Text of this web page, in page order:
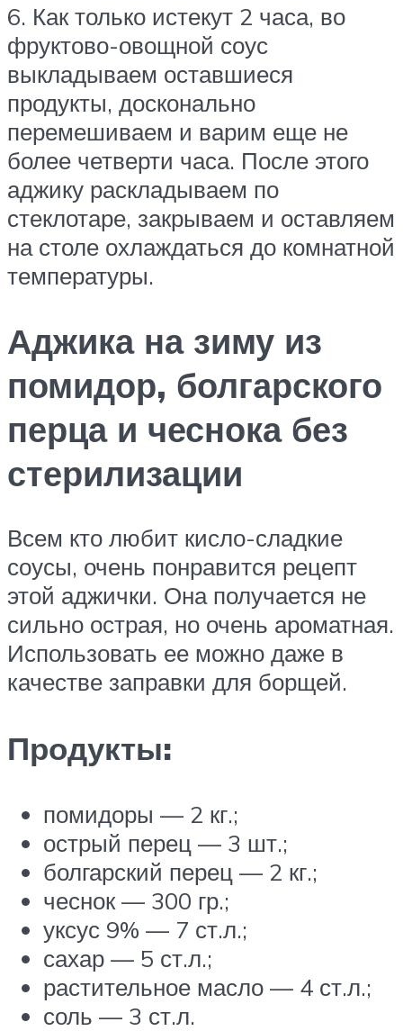
6. Как только истекут 2 часа, во
фруктово-овощной соус
выкладываем оставшиеся
продукты, досконально
перемешиваем и варим еще не
более четверти часа. После этого
аджику раскладываем по
стеклотаре, закрываем и оставляем
на столе охлаждаться до комнатной
температуры.
Аджика на зиму из
помидор, болгарского
перца и чеснока без
стерилизации
Всем кто любит кисло-сладкие
соусы, очень понравится рецепт
этой аджички. Она получается не
сильно острая, но очень ароматная.
Использовать ее можно даже в
качестве заправки для борщей.
Продукты:
помидоры — 2 кг.;
острый перец — 3 шт.;
болгарский перец — 2 кг.;
чеснок — 300 гр.;
уксус 9% — 7 ст.л.;
сахар — 5 ст.л.;
растительное масло — 4 ст.л.;
соль — 3 ст.л.